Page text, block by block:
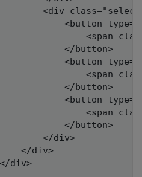
<div
<button
<span
</button>
<button
<span
</button>
<button
<span
</button>
</div>
</div>
div>